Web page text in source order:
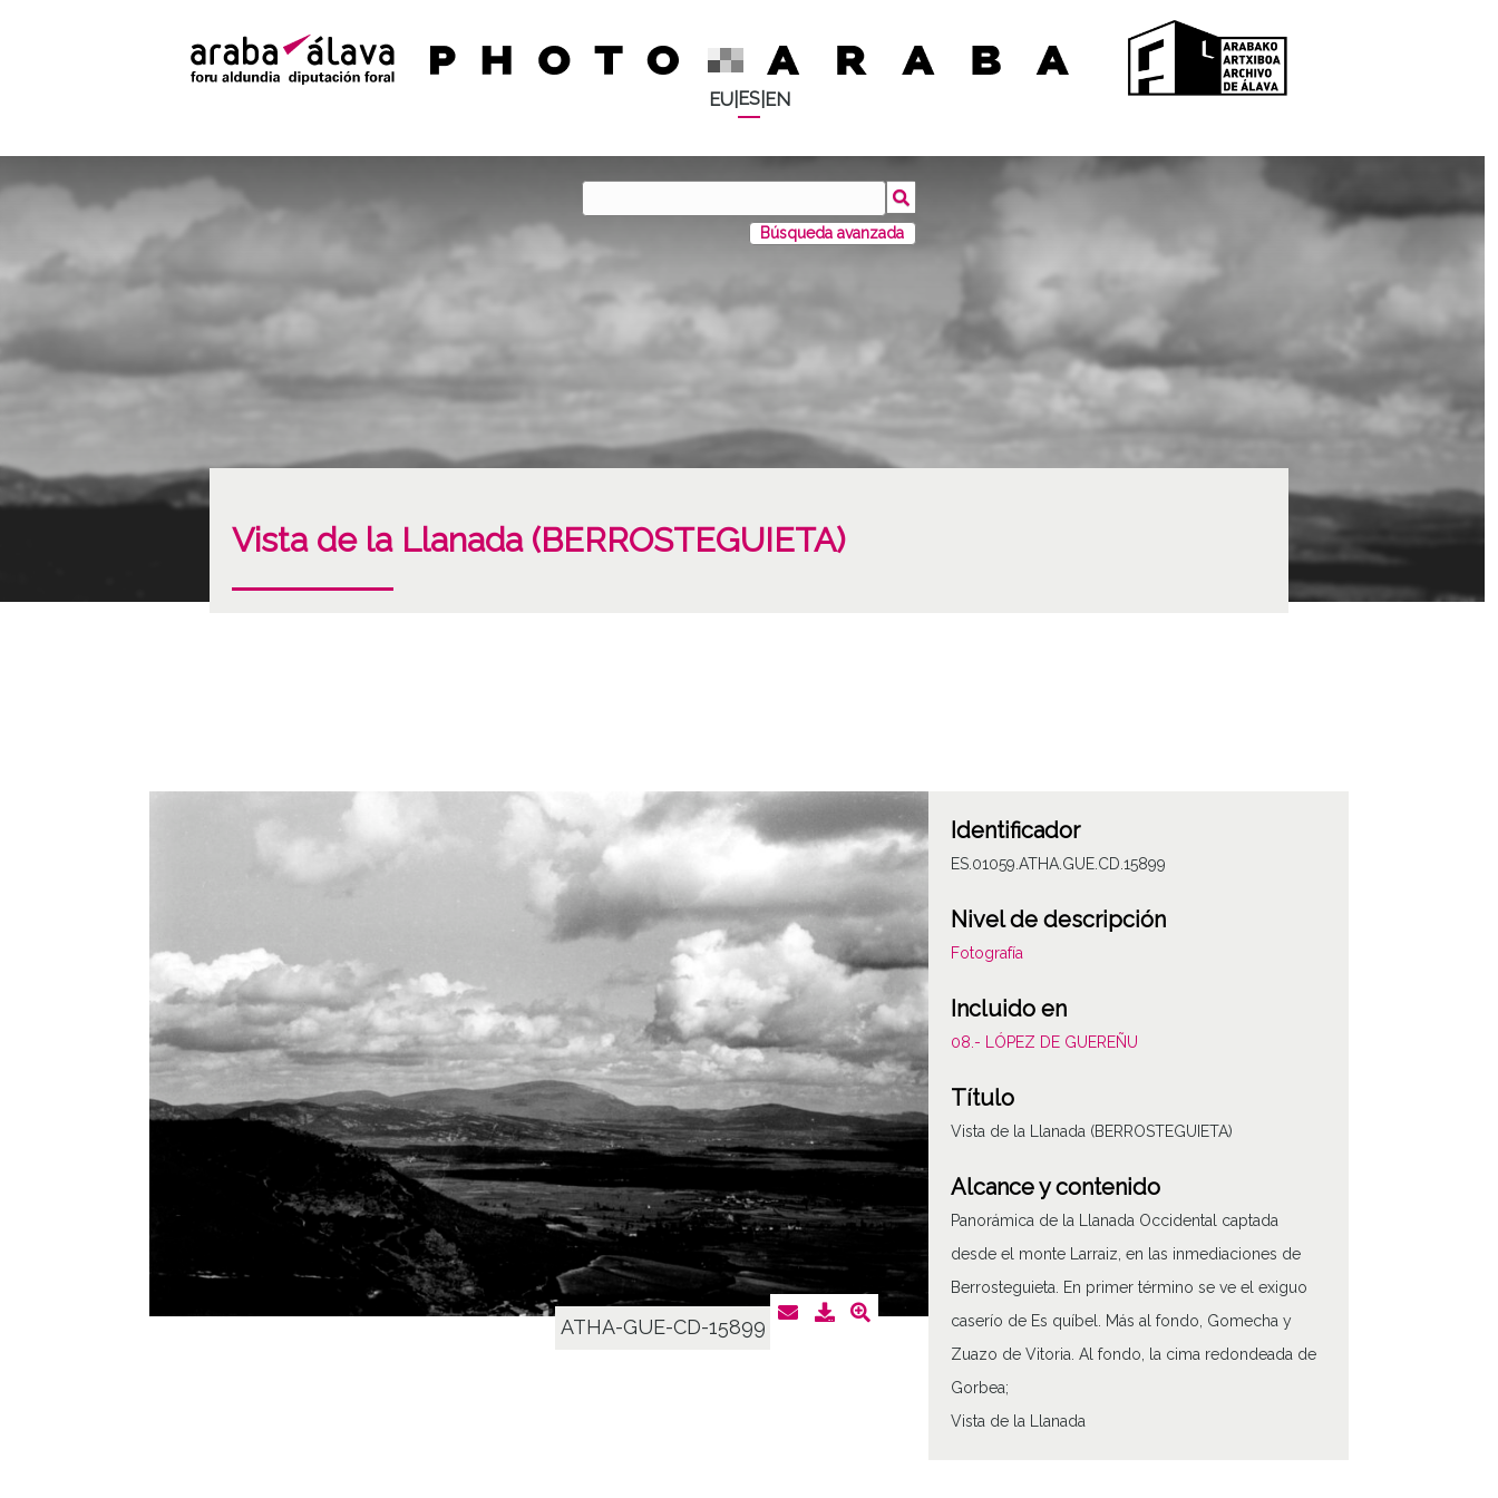
EU| ES| EN
Búsqueda avanzada
Vista de la Llanada (BERROSTEGUIETA)
ATHA-GUE-CD-15899
Identificador
ES.01059.ATHA.GUE.CD.15899
Nivel de descripción
Fotografía
Incluido en
08.- LÓPEZ DE GUEREÑU
Título
Vista de la Llanada (BERROSTEGUIETA)
Alcance y contenido
Panorámica de la Llanada Occidental captada
desde el monte Larraiz, en las inmediaciones de
Berrosteguieta. En primer término se ve el exiguo
caserío de Es quíbel. Más al fondo, Gomecha y
Zuazo de Vitoria. Al fondo, la cima redondeada de
Gorbea;
Vista de la Llanada